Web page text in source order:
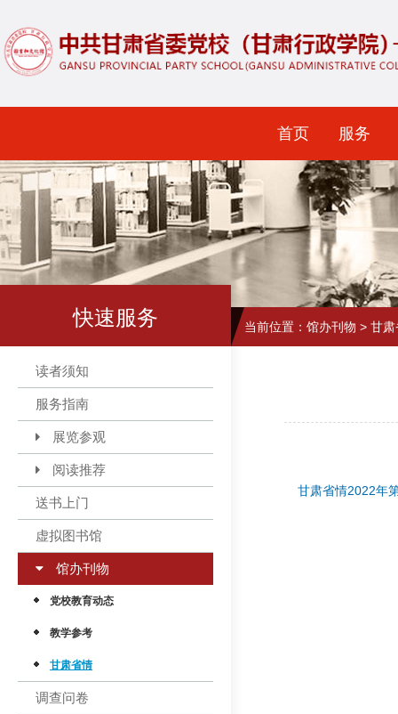
首页 服务
快速服务
读者须知
服务指南
展览参观
阅读推荐
送书上门
虚拟图书馆
馆办刊物
党校教育动态
教学参考
甘肃省情
调查问卷
当前位置： 馆办刊物 > 甘肃
甘肃省情2022年